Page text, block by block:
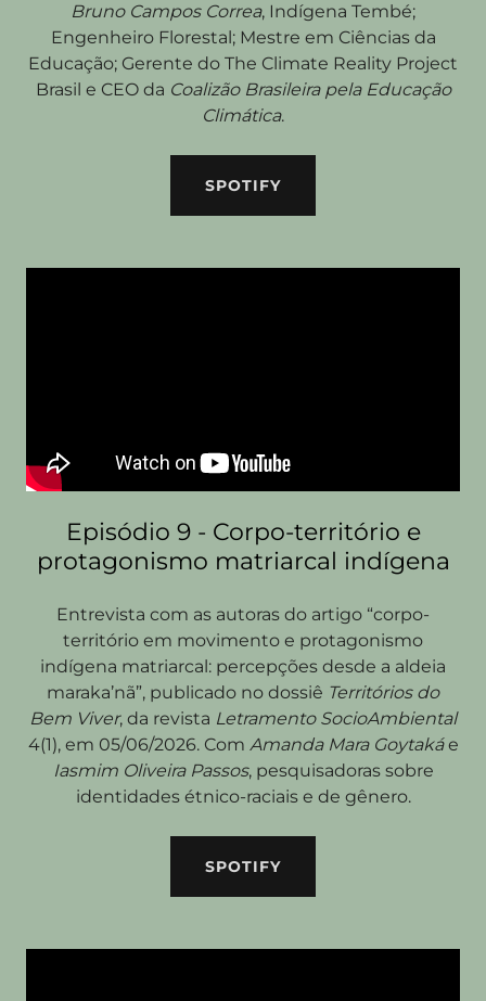
Bruno Campos Correa, Indígena Tembé;
Engenheiro Florestal; Mestre em Ciências da
Educação; Gerente do The Climate Reality Project
Brasil e CEO da Coalizão Brasileira pela Educação
Climática.
SPOTIFY
Episódio 9 - Corpo-território e
protagonismo matriarcal indígena
Entrevista com as autoras do artigo “corpo-
território em movimento e protagonismo
indígena matriarcal: percepções desde a aldeia
maraka’nã”, publicado no dossiê Territórios do
Bem Viver, da revista Letramento SocioAmbiental
4(1), em 05/06/2026. Com Amanda Mara Goytakáe
Iasmim Oliveira Passos, pesquisadoras sobre
identidades étnico-raciais e de gênero.
SPOTIFY